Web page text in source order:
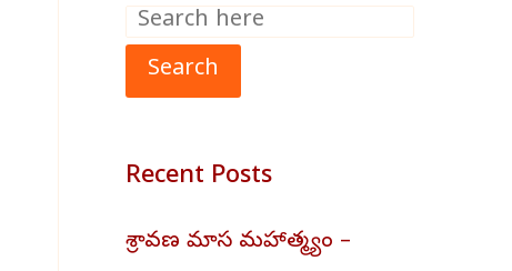
h
Search
Recent Posts
శ్రావణ మాస మహాత్మ్యం –